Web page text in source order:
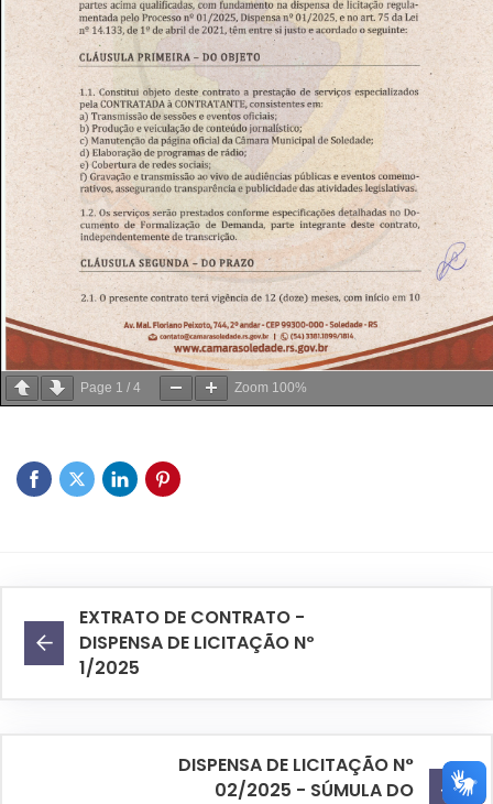
Page 1 / 4 Zoom 100%
EXTRATO DE CONTRATO -
DISPENSA DE LICITAÇÃO Nº
1/2025
DISPENSA DE LICITAÇÃO N°
02/2025 - SÚMULA DO